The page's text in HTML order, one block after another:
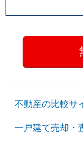
不動産の比較サ
一戸建て売却・